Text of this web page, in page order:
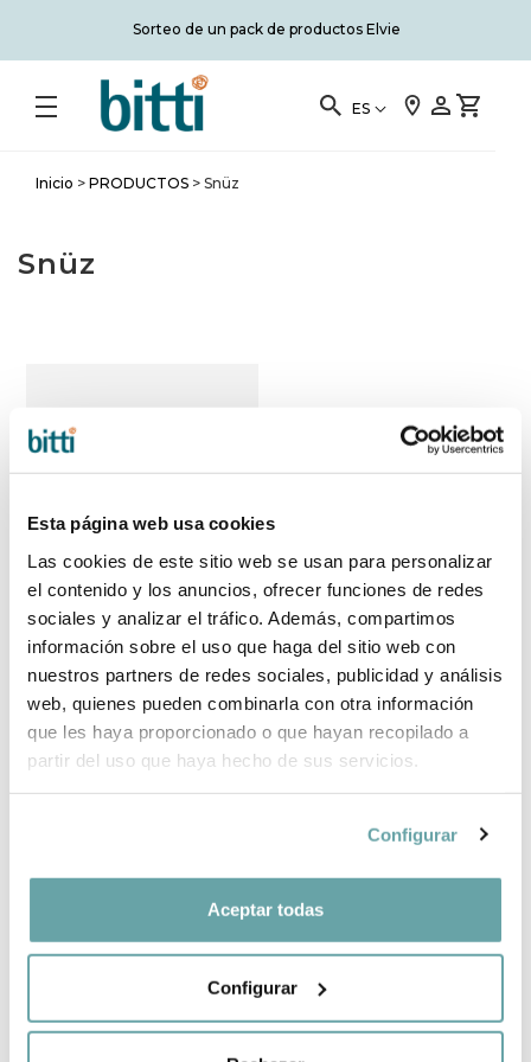
Esta página web usa cookies
Las cookies de este sitio web se usan para personalizar
el contenido y los anuncios, ofrecer funciones de redes
sociales y analizar el tráfico. Además, compartimos
información sobre el uso que haga del sitio web con
nuestros partners de redes sociales, publicidad y análisis
web, quienes pueden combinarla con otra información
que les haya proporcionado o que hayan recopilado a
partir del uso que haya hecho de sus servicios.
Configurar
Aceptar todas
Configurar
Sorteo de un pack de productos Elvie
ES
Inicio > PRODUCTOS > Snüz
Snüz
MINICUNA
COLECHO
SNUZPOD5 de
Snüz
249,00 €
Anterior 1 Siguiente